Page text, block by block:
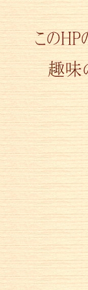
↓今更
コピ